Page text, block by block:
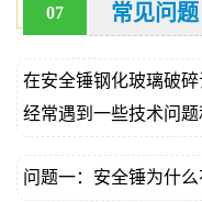
07 常见问题
在安全锤钢化玻璃破
经常遇到一些技术问
问题一：安全锤为什